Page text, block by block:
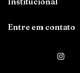
Entre em contato